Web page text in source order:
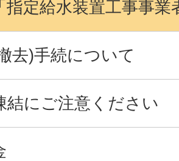
指定給水装置工事事業
去)手続について
結にご注意ください